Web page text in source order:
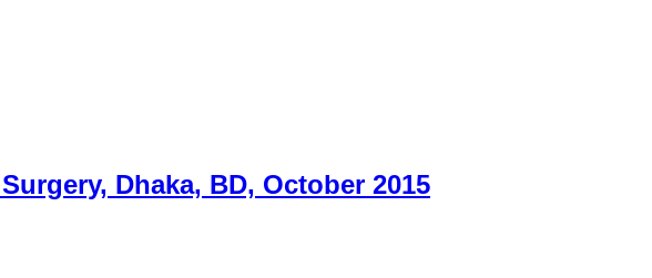
Dhaka, BD, October 2015